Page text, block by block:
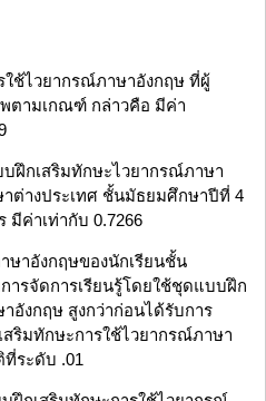
ช้ไวยากรณ์ภาษาอังกฤษ ที่ผู้
ตามเกณฑ์ กล่าวคือ มีค่า
ฝึกเสริมทักษะไวยากรณ์ภาษา
าต่างประเทศ ชั้นมัธยมศึกษาปีที่ 4
มีค่าเท่ากับ 0.7266
ษาอังกฤษของนักเรียนชั้น
ารจัดการเรียนรู้โดยใช้ชุดแบบฝึก
อังกฤษ สูงกว่าก่อนได้รับการ
ริมทักษะการใช้ไวยากรณ์ภาษา
ระดับ .01